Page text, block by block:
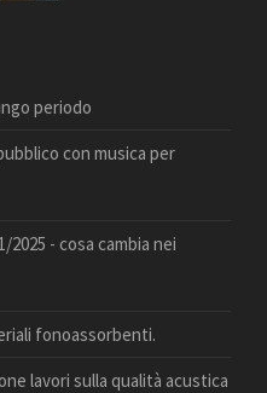
periodo
con musica per
2025 - cosa cambia nei
fonoassorbenti.
lavori sulla qualità acustica